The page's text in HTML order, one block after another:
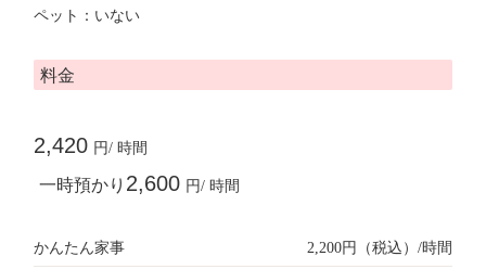
ペット：いない
料金
2,420 円/ 時間
一時預かり 2,600 円/ 時間
かんたん家事 2,200円（税込）/時間